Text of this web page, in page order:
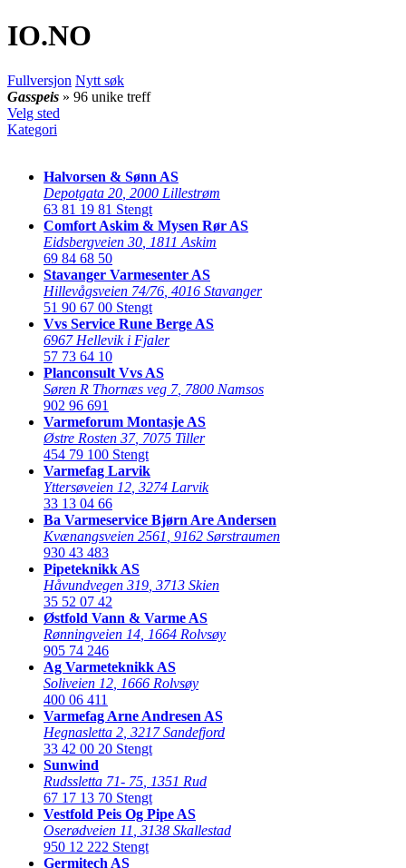
IO.NO
Fullversjon Nytt søk
Gasspeis » 96 unike treff
Velg sted
Kategori
Halvorsen & Sønn AS
Depotgata 20 2000 Lillestrøm
63 81 19 81 Stengt
Comfort Askim & Mysen Rør AS
Eidsbergveien 30 1811 Askim
69 84 68 50
Stavanger Varmesenter AS
Hillevågsveien 74/76 4016 Stavanger
51 90 67 00 Stengt
Vvs Service Rune Berge AS
6967 Hellevik i Fjaler
57 73 64 10
Planconsult Vvs AS
Søren R Thornæs veg 7, 7800 Namsos
902 96 691
Varmeforum Montasje AS
Østre Rosten 37, 7075 Tiller
454 79 100 Stengt
Varmefag Larvik
Yttersøveien 12 3274 Larvik
33 13 04 66
Ba Varmeservice Bjørn Are Andersen
Kvænangsveien 2561 9162 Sørstraumen
930 43 483
Pipeteknikk AS
Håvundvegen 319 3713 Skien
35 52 07 42
Østfold Vann & Varme AS
Rønningveien 14 1664 Rolvsøy
905 74 246
Ag Varmeteknikk AS
Soliveien 12 1666 Rolvsøy
400 06 411
Varmefag Arne Andresen AS
Hegnasletta 2 3217 Sandefjord
33 42 00 20 Stengt
Sunwind
Rudssletta 71- 75 1351 Rud
67 17 13 70 Stengt
Vestfold Peis Og Pipe AS
Oserødveien 11 3138 Skallestad
950 12 222 Stengt
Germitech AS